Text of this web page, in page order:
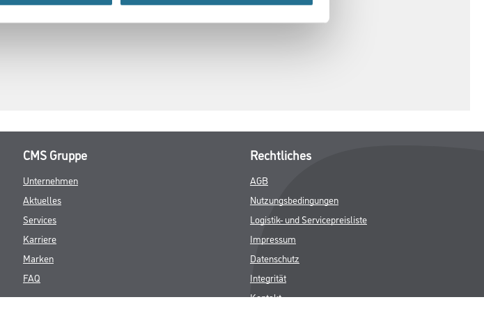
CMS Gruppe
Unternehmen
Aktuelles
Services
Karriere
Marken
FAQ
Rechtliches
AGB
Nutzungsbedingungen
Logistik- und Servicepreisliste
Impressum
Datenschutz
Integrität
Kontakt